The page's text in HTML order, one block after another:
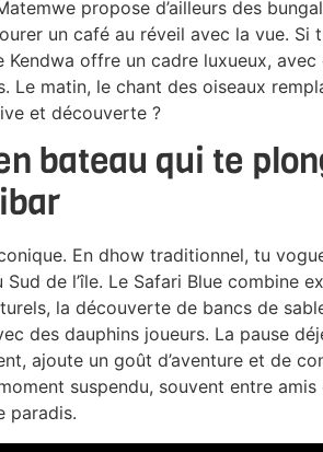
propose d’ailleurs des
un café au réveil avec la vue. Si
offre un cadre luxueux, avec
matin, le chant des oiseaux
et découverte ?
bateau qui te
En dhow traditionnel, tu
de l’île. Le Safari Blue combine
la découverte de bancs de
des dauphins joueurs. La pause
ajoute un goût d’aventure et de
suspendu, souvent entre
paradis.